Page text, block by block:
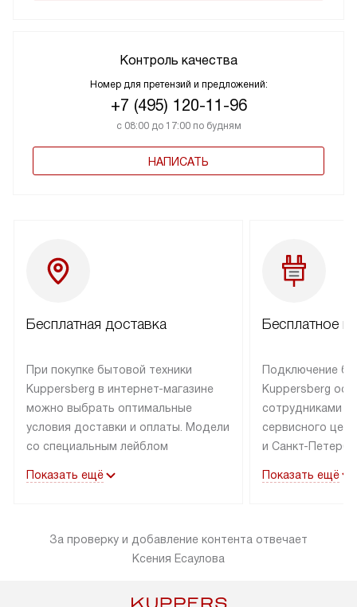
Контроль качества
Номер для претензий и предложений:
+7 (495) 120-11-96
с 08:00 до 17:00 по будням
НАПИСАТЬ
Бесплатная доставка
При покупке бытовой техники
Kuppersberg в интернет-магазине
можно выбрать оптимальные
условия доставки и оплаты. Модели
со специальным лейблом
в пределах МКАД до подъезда,
«в наличии» может быть отправлен
покупателю в течение трех дней.
и другие регионы осуществляется
Показать ещё
Бесплатное
Подключение
Kuppersberg
сотрудниками
сервисного
и Санкт-
подключается к
за пределы
Показать ещё
За проверку и добавление контента отвечает
Ксения Есаулова